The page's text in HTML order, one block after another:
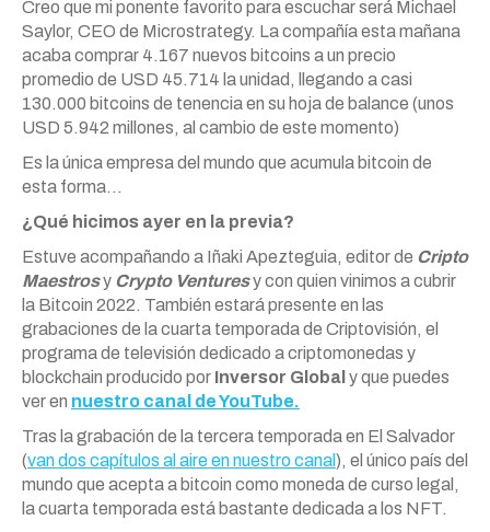
Creo que mi ponente favorito para escuchar será Michael
Saylor, CEO de Microstrategy. La compañía esta mañana
acaba comprar 4.167 nuevos bitcoins a un precio
promedio de USD 45.714 la unidad, llegando a casi
130.000 bitcoins de tenencia en su hoja de balance (unos
USD 5.942 millones, al cambio de este momento)
Es la única empresa del mundo que acumula bitcoin de
esta forma…
¿Qué hicimos ayer en la previa?
Estuve acompañando a Iñaki Apezteguia, editor de Cripto
Maestrosy Crypto Venturesy con quien vinimos a cubrir
la Bitcoin 2022. También estará presente en las
grabaciones de la cuarta temporada de Criptovisión, el
programa de televisión dedicado a criptomonedas y
blockchain producido por Inversor Global y que puedes
ver en nuestro canal de YouTube.
Tras la grabación de la tercera temporada en El Salvador
(van dos capítulos al aire en nuestro canal), el único país del
mundo que acepta a bitcoin como moneda de curso legal,
la cuarta temporada está bastante dedicada a los NFT.